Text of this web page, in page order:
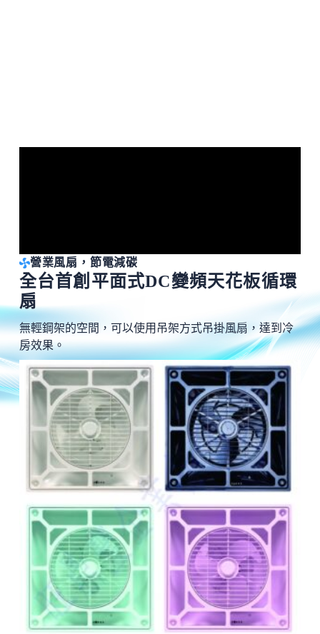
營業風扇，節電減碳
全台首創平面式DC變頻天花板循環
扇
無輕鋼架的空間，可以使用吊架方式吊掛風扇，達到冷
房效果。